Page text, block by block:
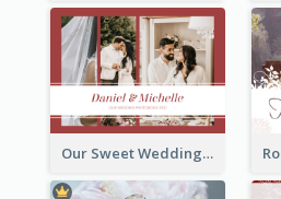
Our Sweet Wedding Photo Book